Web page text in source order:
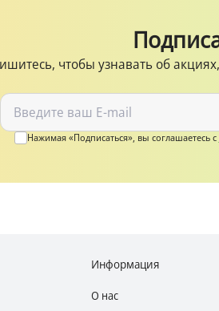
чтобы узнавать об
Нажимая «Подписаться», вы соглашаетесь c
Информация
О нас